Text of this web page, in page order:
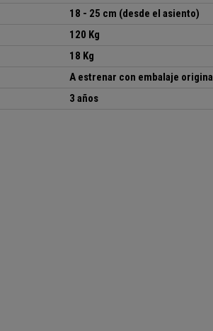
18 - 25 cm (desde el asiento)
120 Kg
18 Kg
A estrenar con embalaje original
3 años